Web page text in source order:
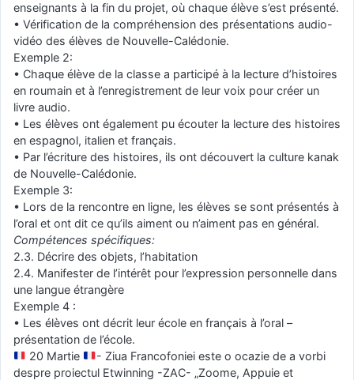
enseignants à la fin du projet, où chaque élève s’est présenté.
• Vérification de la compréhension des présentations audio-
vidéo des élèves de Nouvelle-Calédonie.
Exemple 2:
• Chaque élève de la classe a participé à la lecture d’histoires
en roumain et à l’enregistrement de leur voix pour créer un
livre audio.
• Les élèves ont également pu écouter la lecture des histoires
en espagnol, italien et français.
• Par l’écriture des histoires, ils ont découvert la culture kanak
de Nouvelle-Calédonie.
Exemple 3:
• Lors de la rencontre en ligne, les élèves se sont présentés à
l’oral et ont dit ce qu’ils aiment ou n’aiment pas en général.
Compétences spécifiques:
2.3. Décrire des objets, l’habitation
2.4. Manifester de l’intérêt pour l’expression personnelle dans
une langue étrangère
Exemple 4 :
• Les élèves ont décrit leur école en français à l’oral –
présentation de l’école.
20 Martie
- Ziua Francofoniei este o ocazie de a vorbi
despre proiectul Etwinning -ZAC- „Zoome, Appuie et